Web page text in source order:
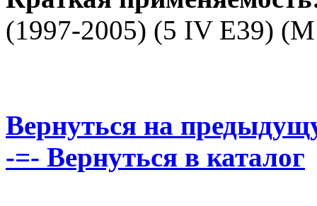
(1997-2005) (5 IV E39)
Вернуться на
-=- Вернуться в каталог